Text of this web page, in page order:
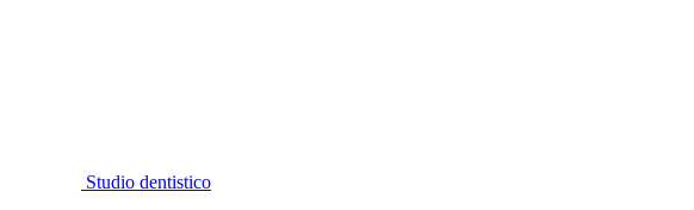
Studio dentistico